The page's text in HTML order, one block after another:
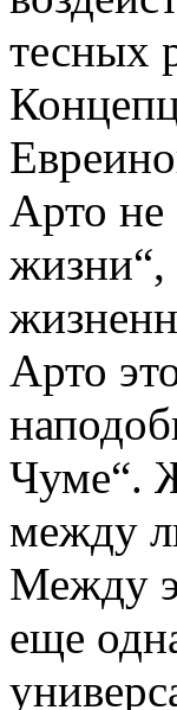
тесных
Арто не
жизни“,
Арто
Чуме“.
между
Между
еще